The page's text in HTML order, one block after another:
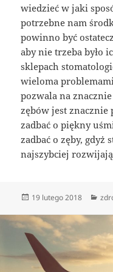
wiedzieć w jaki
potrzebne nam
powinno być
aby nie trzeba było
sklepach
wieloma
pozwala na
zębów jest znacznie
zadbać o piękny
zadbać o zęby, gdyż
najszybciej
Data
19 lutego 2018